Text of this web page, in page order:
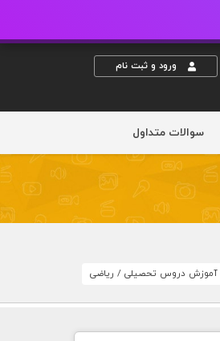
ورود و ثبت نام
سوالات متداول
آموزش دروس تحصیلی / ریاضی